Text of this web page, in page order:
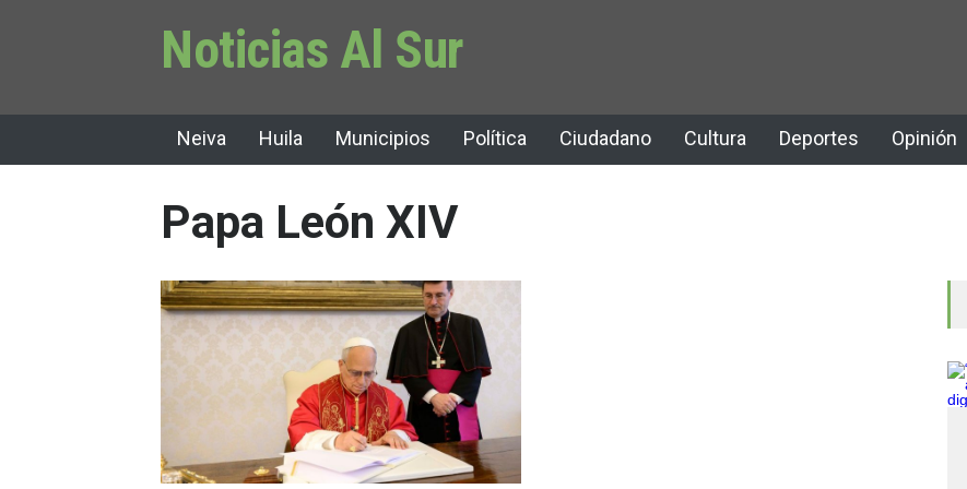
Noticias Al Sur
Neiva Huila Municipios Política Ciudadano Cultura Deportes Opinión
Papa León XIV